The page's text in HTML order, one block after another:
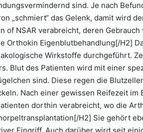
sind. Je nach
„schmiert“ das Gelenk, damit wird
of NSAR verabreicht, deren
Orthokin Eigenblutbehandlung[/H2]
Wirkstoffe durchgeführt.
Blut des Patienten wird mit einer
sind. Diese regen die
Nach einer gewissen Reifezeit
dorthin verabreicht, wo die
H2] Sie gehört